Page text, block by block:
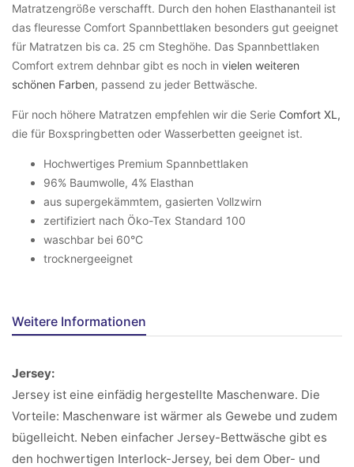
Matratzengröße verschafft. Durch den hohen Elasthananteil ist
das fleuresse Comfort Spannbettlaken besonders gut geeignet
für Matratzen bis ca. 25 cm Steghöhe. Das Spannbettlaken
Comfort extrem dehnbar gibt es noch in vielen weiteren
schönen Farben, passend zu jeder Bettwäsche.
Für noch höhere Matratzen empfehlen wir die Serie Comfort XL,
die für Boxspringbetten oder Wasserbetten geeignet ist.
Hochwertiges Premium Spannbettlaken
96% Baumwolle, 4% Elasthan
aus supergekämmtem, gasierten Vollzwirn
zertifiziert nach Öko-Tex Standard 100
waschbar bei 60°C
trocknergeeignet
Weitere Informationen
Jersey:
Jersey ist eine einfädig hergestellte Maschenware. Die
Vorteile: Maschenware ist wärmer als Gewebe und zudem
bügelleicht. Neben einfacher Jersey-Bettwäsche gibt es
den hochwertigen Interlock-Jersey, bei dem Ober- und